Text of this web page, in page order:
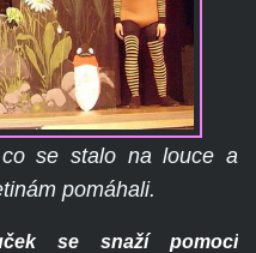
se stalo na louce a
pomáhali.
se snaží pomoci